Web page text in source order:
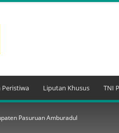
Peristiwa Liputan Khusus TNI
Pasuruan Amburadul